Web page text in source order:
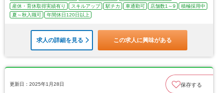
産休・育休取得実績有り
スキルアップ 駅チカ 車通勤可 店舗数1～9
積極採用中
夏～秋入職可
年間休日120日以上
求人の詳細を見る この求人に興味がある
更新日：2025年1月28日 保存する